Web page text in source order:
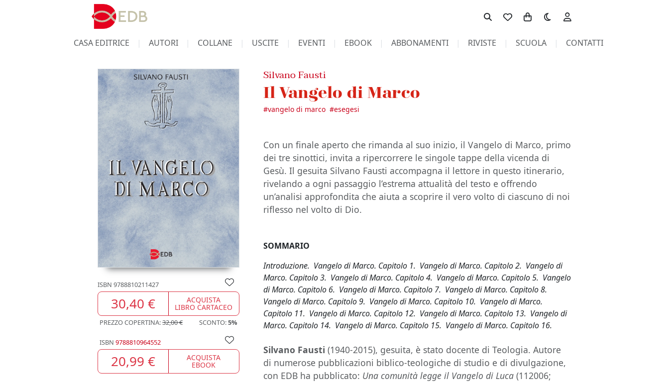
Toggle theme
CASA EDITRICE AUTORI COLLANE USCITE EVENTI EBOOK ABBONAMENTI RIVISTE SCUOLA CONTATTI
ISBN 9788810211427
30,40 € ACQUISTA
LIBRO CARTACEO
PREZZO COPERTINA:32,00 € SCONTO:5%
ISBN 9788810964552
20,99 € ACQUISTA
EBOOK
Silvano Fausti
Il Vangelo di Marco
#vangelo di marco #esegesi
Con un finale aperto che rimanda al suo inizio, il Vangelo di Marco, primo
dei tre sinottici, invita a ripercorrere le singole tappe della vicenda di
Gesù. Il gesuita Silvano Fausti accompagna il lettore in questo itinerario,
rivelando a ogni passaggio l’estrema attualità del testo e offrendo
un’analisi approfondita che aiuta a scoprire il vero volto di ciascuno di noi
riflesso nel volto di Dio.
SOMMARIO
Introduzione. Vangelo di Marco. Capitolo 1. Vangelo di Marco. Capitolo 2. Vangelo di
Marco. Capitolo 3. Vangelo di Marco. Capitolo 4. Vangelo di Marco. Capitolo 5. Vangelo
di Marco. Capitolo 6. Vangelo di Marco. Capitolo 7. Vangelo di Marco. Capitolo 8.
Vangelo di Marco. Capitolo 9. Vangelo di Marco. Capitolo 10. Vangelo di Marco.
Capitolo 11. Vangelo di Marco. Capitolo 12. Vangelo di Marco. Capitolo 13. Vangelo di
Marco. Capitolo 14. Vangelo di Marco. Capitolo 15. Vangelo di Marco. Capitolo 16.
Silvano Fausti (1940-2015), gesuita, è stato docente di Teologia. Autore
di numerose pubblicazioni biblico-teologiche di studio e di divulgazione,
con EDB ha pubblicato: Una comunità legge il Vangelo di Luca (112006;